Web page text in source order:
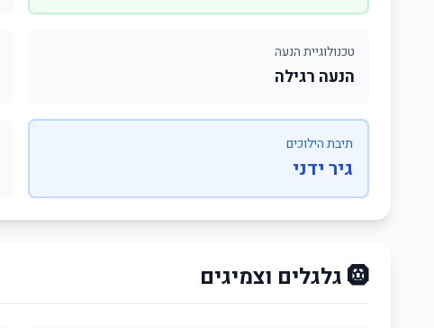
טכנולוגיית הנעה
הנעה רגילה
תיבת הילוכים
גיר ידני
🛞 גלגלים וצמיגים